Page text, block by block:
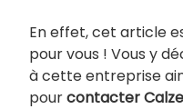
En effet, cet article
pour vous ! Vous y
à cette entreprise
pourcontacter